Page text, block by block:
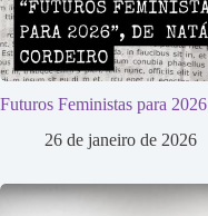
Futuros Feministas para 2026
26 de janeiro de 2026